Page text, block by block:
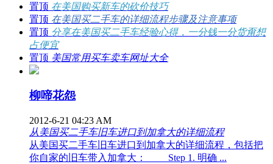
置顶 在美国购买新车的砍价技巧
置顶 在美国买二手车的详细流程步骤及注意事项
置顶 分享在美国买二手车经验心得，一分钱一分货甭想
占便宜
置顶 美国常用买车卖车网址大全
柳啼花怨
2012-6-21 04:23 AM
从美国买二手车旧车进口到加拿大的详细流程
从美国买二手车旧车进口到加拿大的详细流程，包括把
你自家的旧车带入加拿大： Step 1. 明确 ...